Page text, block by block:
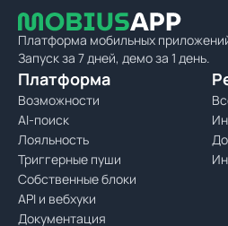
Платформа мобильных
Запуск за 7 дней, демо за 1 день.
Платформа
Возможности
AI-поиск
Лояльность
Триггерные пуши
Собственные блоки
API и вебхуки
Документация